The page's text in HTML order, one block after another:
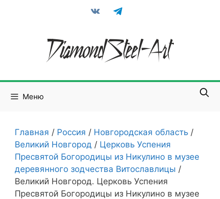
vkontaktetelegram
Меню
Главная / Россия / Новгородская область /
Великий Новгород / Церковь Успения
Пресвятой Богородицы из Никулино в музее
деревянного зодчества Витославлицы /
Великий Новгород. Церковь Успения
Пресвятой Богородицы из Никулино в музее